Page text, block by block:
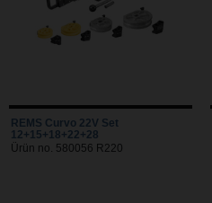
REMS Curvo 22V Set
12+15+18+22+28
Ürün no. 580056 R220